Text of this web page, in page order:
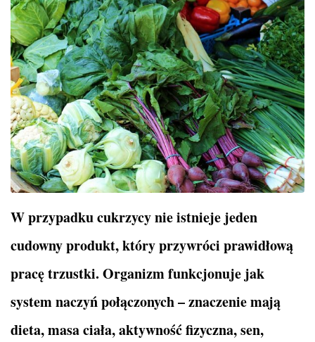
W przypadku cukrzycy nie istnieje jeden
cudowny produkt, który przywróci prawidłową
pracę trzustki. Organizm funkcjonuje jak
system naczyń połączonych – znaczenie mają
dieta, masa ciała, aktywność fizyczna, sen,